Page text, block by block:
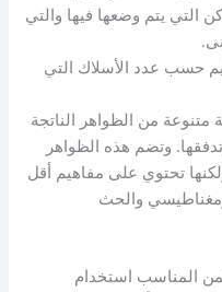
التي يتم وضعها فيها والتي
حسب عدد الأسلاك التي
من الظواهر الناتجة
وتضم هذه الظواهر
تحتوي على مفاهيم أقل
والحث
المناسب استخدام